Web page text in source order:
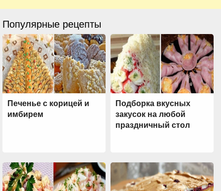
Популярные рецепты
Печенье с корицей и
имбирем
Подборка вкусных
закусок на любой
праздничный стол